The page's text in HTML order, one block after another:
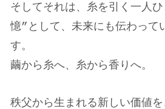
そしてそれは、糸を引く一人
憶”として、未来にも伝わって
す。
繭から糸へ、糸から香りへ。
秩父から生まれる新しい価値